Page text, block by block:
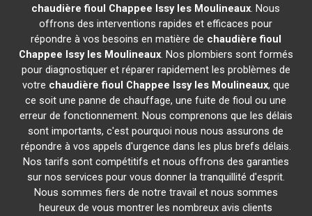
chaudière fioul Chappee Issy les Moulineaux. Nous
offrons des interventions rapides et efficaces pour
répondre à vos besoins en matière de chaudière fioul
Chappee Issy les Moulineaux. Nos plombiers sont formés
pour diagnostiquer et réparer rapidement les problèmes de
votre chaudière fioul Chappee Issy les Moulineaux, que
ce soit une panne de chauffage, une fuite de fioul ou une
erreur de fonctionnement. Nous comprenons que les délais
sont importants, c'est pourquoi nous nous assurons de
répondre à vos appels d'urgence dans les plus brefs délais.
Nos tarifs sont compétitifs et nous offrons des garanties
sur nos services pour vous donner la tranquillité d'esprit.
Nous sommes fiers de notre travail et nous sommes
heureux de vous montrer les nombreux avis clients